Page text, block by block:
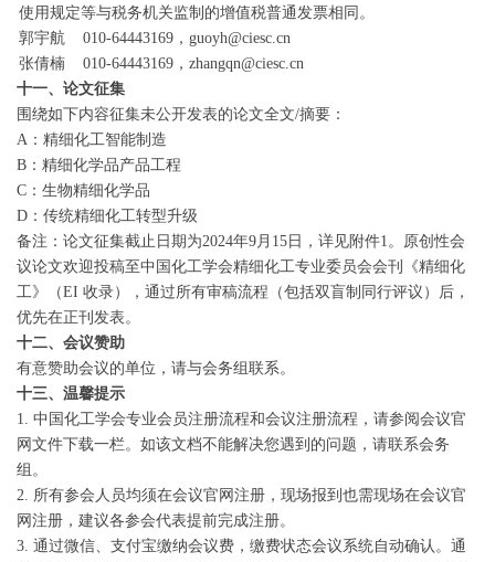
使用规定等与税务机关监制的增值税普通发票相同。
郭宇航 010-64443169，guoyh@ciesc.cn
张倩楠 010-64443169，zhangqn@ciesc.cn
十一、论文征集
围绕如下内容征集未公开发表的论文全文/摘要：
A：精细化工智能制造
B：精细化学品产品工程
C：生物精细化学品
D：传统精细化工转型升级
备注：论文征集截止日期为2024年9月15日，详见附件1。原创性会
议论文欢迎投稿至中国化工学会精细化工专业委员会会刊《精细化
工》（EI 收录），通过所有审稿流程（包括双盲制同行评议）后，
优先在正刊发表。
十二、会议赞助
有意赞助会议的单位，请与会务组联系。
十三、温馨提示
1. 中国化工学会专业会员注册流程和会议注册流程，请参阅会议官
网文件下载一栏。如该文档不能解决您遇到的问题，请联系会务
组。
2. 所有参会人员均须在会议官网注册，现场报到也需现场在会议官
网注册，建议各参会代表提前完成注册。
3. 通过微信、支付宝缴纳会议费，缴费状态会议系统自动确认。通